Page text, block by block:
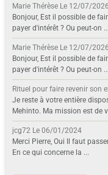
Marie Thérèse Le 12/07/2026
Bonjour, Est il possible de
payer d'intérêt ? Ou peut-on ...
Marie Thérèse Le 12/07/2026
Bonjour, Est il possible de
payer d'intérêt ? Ou peut-on ...
Rituel pour faire revenir son
Je reste à votre entière
Mehinto. Ma mission est de
jcg72 Le 06/01/2024
Merci Pierre, Oui Il faut
En ce qui concerne la ...